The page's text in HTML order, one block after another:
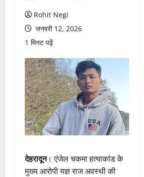
Rohit Negi
जनवरी 12, 2026
1 मिनट पढ़ें
देहरादून। एंजेल चकमा हत्याकांड के
मुख्य आरोपी यज्ञ राज अवस्थी की